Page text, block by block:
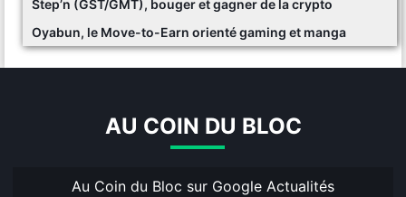
Step’n (GST/GMT), bouger et gagner de la crypto
Oyabun, le Move-to-Earn orienté gaming et manga
AU COIN DU BLOC
Au Coin du Bloc sur Google Actualités